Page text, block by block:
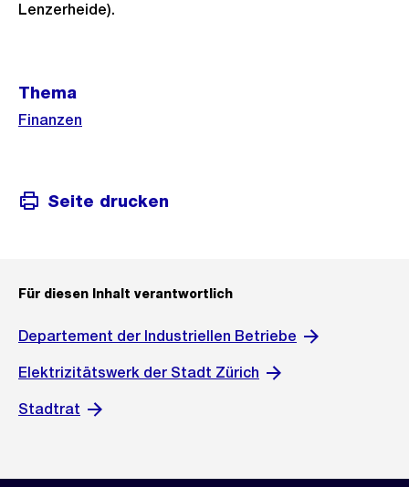
Lenzerheide).
Informationen
Thema
Finanzen
Seite drucken
Für diesen Inhalt verantwortlich
Departement der Industriellen Betriebe
Elektrizitätswerk der Stadt Zürich
Stadtrat